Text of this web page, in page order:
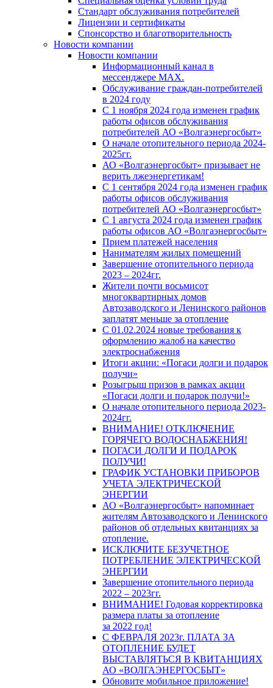
Стандарт обслуживания потребителей
Лицензии и сертификаты
Спонсорство и благотворительность
Новости компании
Новости компании
Информационный канал в
мессенджере MAX.
Обслуживание граждан-потребителей
в 2024 году
С 1 ноября 2024 года изменен график
работы офисов обслуживания
потребителей АО «Волгаэнергосбыт»
О начале отопительного периода 2024-
2025гг.
АО «Волгаэнергосбыт» призывает не
верить лжеэнергетикам!
С 1 сентября 2024 года изменен график
работы офисов обслуживания
потребителей АО «Волгаэнергосбыт»
С 1 августа 2024 года изменен график
работы офисов АО «Волгаэнергосбыт»
Прием платежей населения
Нанимателям жилых помещений
Завершение отопительного периода
2023 – 2024гг.
Жители почти восьмисот
многоквартирных домов
Автозаводского и Ленинского районов
заплатят меньше за отопление
С 01.02.2024 новые требования к
оформлению жалоб на качество
электроснабжения
Итоги акции: «Погаси долги и подарок
получи»
Розыгрыш призов в рамках акции
«Погаси долги и подарок получи!»
О начале отопительного периода 2023-
2024гг.
ВНИМАНИЕ! ОТКЛЮЧЕНИЕ
ГОРЯЧЕГО ВОДОСНАБЖЕНИЯ!
ПОГАСИ ДОЛГИ И ПОДАРОК
ПОЛУЧИ!
ГРАФИК УСТАНОВКИ ПРИБОРОВ
УЧЕТА ЭЛЕКТРИЧЕСКОЙ
ЭНЕРГИИ
АО «Волгаэнергосбыт» напоминает
жителям Автозаводского и Ленинского
районов об отдельных квитанциях за
отопление.
ИСКЛЮЧИТЕ БЕЗУЧЕТНОЕ
ПОТРЕБЛЕНИЕ ЭЛЕКТРИЧЕСКОЙ
ЭНЕРГИИ
Завершение отопительного периода
2022 – 2023гг.
ВНИМАНИЕ! Годовая корректировка
размера платы за отопление
за 2022 год!
С ФЕВРАЛЯ 2023г. ПЛАТА ЗА
ОТОПЛЕНИЕ БУДЕТ
ВЫСТАВЛЯТЬСЯ В КВИТАНЦИЯХ
АО «ВОЛГАЭНЕРГОСБЫТ»
Обновите мобильное приложение!